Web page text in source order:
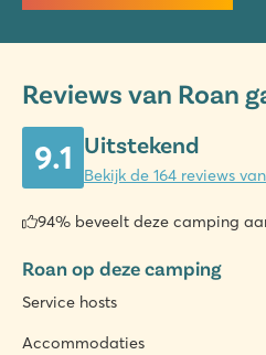
Reviews van Roan
9.1 Uitstekend
Bekijk de 164 reviews
94% beveelt deze camping
Roan op deze camping
Service hosts
Accommodaties